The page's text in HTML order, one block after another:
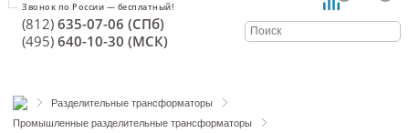
(812) 635-07-06 (СПб)
(495) 640-10-30 (МСК)
Разделительные трансформаторы
Промышленные разделительные трансформаторы